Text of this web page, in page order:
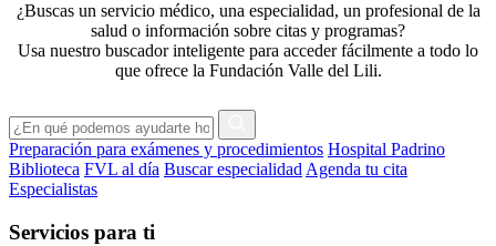
¿Buscas un servicio médico, una especialidad, un profesional de la
salud o información sobre citas y programas?
Usa nuestro buscador inteligente para acceder fácilmente a todo lo
que ofrece la Fundación Valle del Lili.
Preparación para exámenes y procedimientos Hospital Padrino
Biblioteca FVL al día Buscar especialidad Agenda tu cita
Especialistas
Servicios para ti